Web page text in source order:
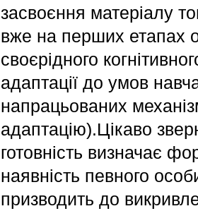
засвоєння матеріалу
вже на перших етапах
своєрідного
адаптації до умов
напрацьованих
адаптацію).Цікаво
готовність визначає
наявність певного
призводить до